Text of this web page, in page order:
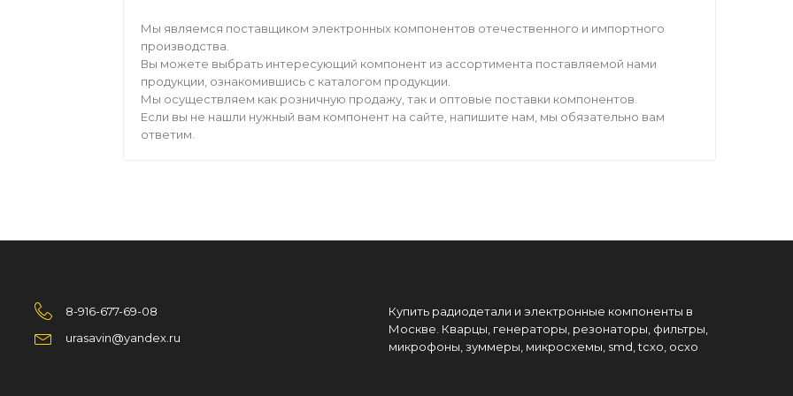
Мы являемся поставщиком электронных компонентов отечественного и импортного
производства.
Вы можете выбрать интересующий компонент из ассортимента поставляемой нами
продукции, ознакомившись с каталогом продукции.
Мы осуществляем как розничную продажу, так и оптовые поставки компонентов.
Если вы не нашли нужный вам компонент на сайте, напишите нам, мы обязательно вам
ответим.
8-916-677-69-08
urasavin@yandex.ru
Купить радиодетали и электронные компоненты в
Москве. Кварцы, генераторы, резонаторы, фильтры,
микрофоны, зуммеры, микросхемы, smd, tcxo, ocxo